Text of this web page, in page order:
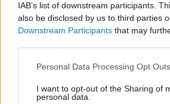
IAB’s list of downstream participants.
also be disclosed by us to third parties
Downstream Participants that may
Personal Data Processing Opt Outs
I want to opt-out of the Sharing of
personal data.
🧠 Para soltarlo en la
Una siesta corta restaura la
Artículo anterior